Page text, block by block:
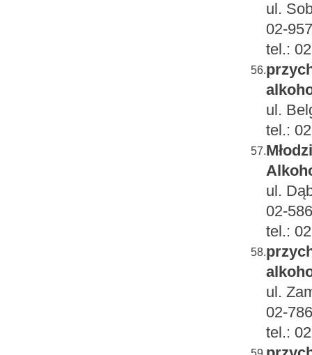
ul.
02-
tel.:
56.
ul.
tel.:
57.
ul.
02-
tel.:
58.
ul.
02-
tel.: